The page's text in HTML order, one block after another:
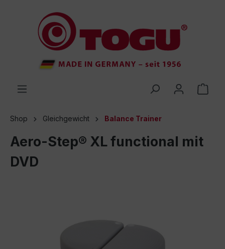
springen
Shop Gleichgewicht Balance Trainer
Aero-Step® XL functional mit
DVD